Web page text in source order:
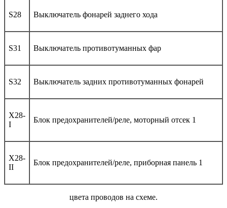
S28 Выключатель фонарей заднего хода
S31 Выключатель противотуманных фар
S32 Выключатель задних противотуманных фонарей
X28-
I
Блок предохранителей/реле, моторный отсек 1
X28-
II
Блок предохранителей/реле, приборная панель 1
цвета проводов на схеме.